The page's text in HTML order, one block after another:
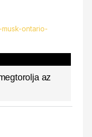
ontario-
az